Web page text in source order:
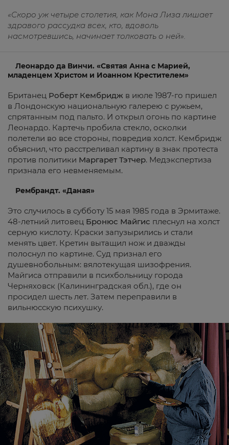
«Скоро уж четыре столетия, как Мона Лиза лишает
здравого рассудка всех, кто, вдоволь
насмотревшись, начинает толковать о ней».
Леонардо да Винчи. «Святая Анна с Марией,
младенцем Христом и Иоанном Крестителем»
Британец Роберт Кембридж в июле 1987-го пришел
в Лондонскую национальную галерею с ружьем,
спрятанным под пальто. И открыл огонь по картине
Леонардо. Картечь пробила стекло, осколки
полетели во все стороны, повредив холст. Кембридж
объяснил, что расстреливал картину в знак протеста
против политики Маргарет Тэтчер. Медэкспертиза
признала его невменяемым.
Рембрандт. «Даная»
Это случилось в субботу 15 мая 1985 года в Эрмитаже.
48-летний литовец Бронюс Майгис плеснул на холст
серную кислоту. Краски запузырились и стали
менять цвет. Кретин вытащил нож и дважды
полоснул по картине. Суд признал его
душевнобольным: вялотекущая шизофрения.
Майгиса отправили в психбольницу города
Черняховск (Калининградская обл.), где он
просидел шесть лет. Затем переправили в
вильнюсскую психушку.